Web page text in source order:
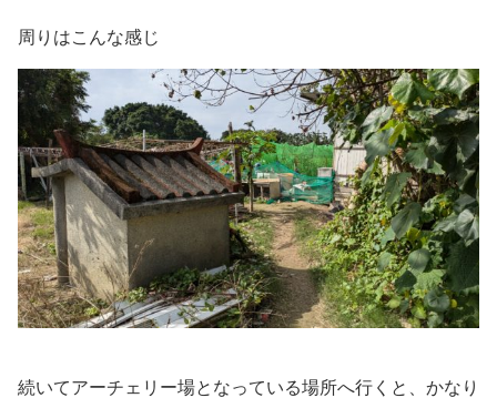
周りはこんな感じ
続いてアーチェリー場となっている場所へ行くと、かなり